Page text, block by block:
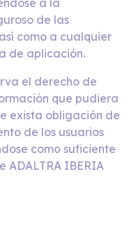
a la
de las
como a cualquier
de aplicación.
el derecho de
que pudiera
exista obligación de
de los usuarios
como suficiente
ADALTRA IBERIA